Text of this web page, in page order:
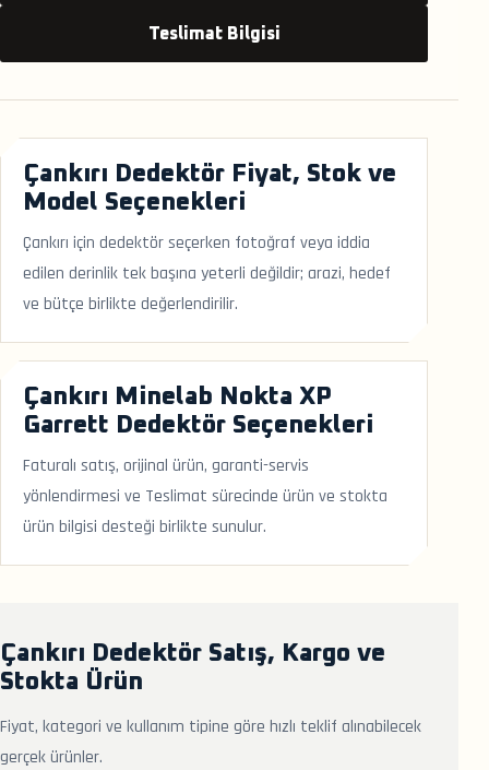
Teslimat Bilgisi
Çankırı Dedektör Fiyat, Stok ve
Model Seçenekleri
Çankırı için dedektör seçerken fotoğraf veya iddia
edilen derinlik tek başına yeterli değildir; arazi, hedef
ve bütçe birlikte değerlendirilir.
Çankırı Minelab Nokta XP
Garrett Dedektör Seçenekleri
Faturalı satış, orijinal ürün, garanti-servis
yönlendirmesi ve Teslimat sürecinde ürün ve stokta
ürün bilgisi desteği birlikte sunulur.
Çankırı Dedektör Satış, Kargo ve
Stokta Ürün
Fiyat, kategori ve kullanım tipine göre hızlı teklif alınabilecek
gerçek ürünler.